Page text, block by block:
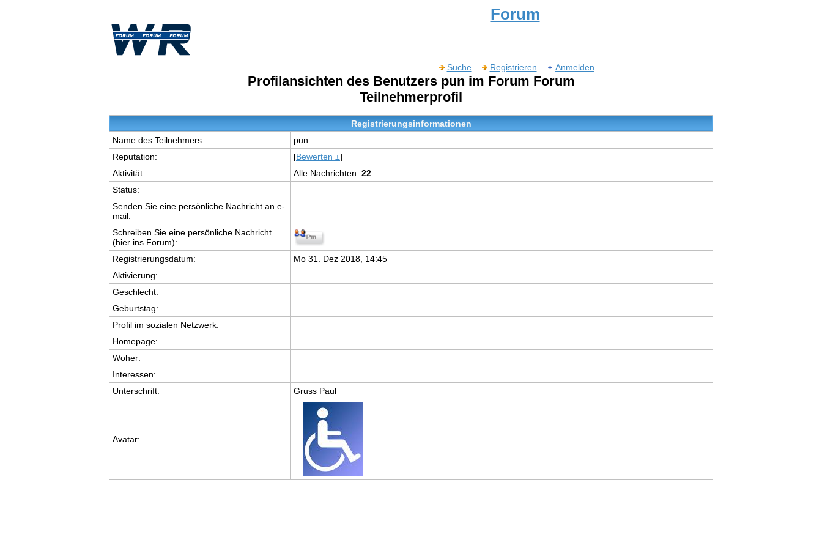
Forum
Suche Registrieren Anmelden
Profilansichten des Benutzers pun im Forum Forum
Teilnehmerprofil
Registrierungsinformationen
Name des Teilnehmers:
pun
Reputation:
[Bewerten ±]
Aktivität:
Alle Nachrichten: 22
Status:
Senden Sie eine persönliche Nachricht an e-
mail:
Schreiben Sie eine persönliche Nachricht
(hier ins Forum):
Registrierungsdatum:
Mo 31. Dez 2018, 14:45
Aktivierung:
Geschlecht:
Geburtstag:
Profil im sozialen Netzwerk:
Homepage:
Woher:
Interessen:
Unterschrift:
Gruss Paul
Avatar: